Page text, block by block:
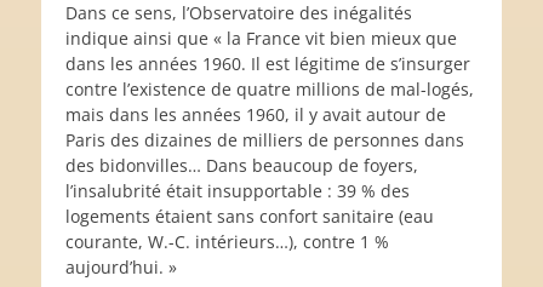
Dans ce sens, l’Observatoire des inégalités
indique ainsi que « la France vit bien mieux que
dans les années 1960. Il est légitime de s’insurger
contre l’existence de quatre millions de mal-logés,
mais dans les années 1960, il y avait autour de
Paris des dizaines de milliers de personnes dans
des bidonvilles… Dans beaucoup de foyers,
l’insalubrité était insupportable : 39 % des
logements étaient sans confort sanitaire (eau
courante, W.-C. intérieurs…), contre 1 %
aujourd’hui. »